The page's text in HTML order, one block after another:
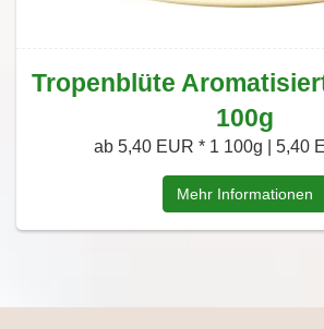
Tropenblüte
100g
ab 5,40 EUR * 1 100g | 5,40
Mehr Informationen